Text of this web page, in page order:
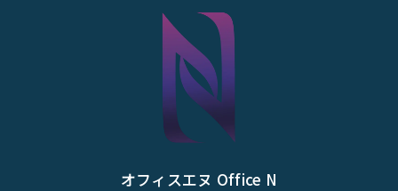
オフィスエヌ Office N